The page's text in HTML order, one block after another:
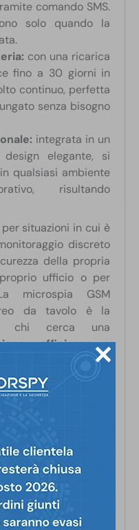
comando SMS.
solo quando la
con una ricarica
fino a 30 giorni in
continuo, perfetta
senza bisogno
integrata in un
elegante, si
qualsiasi ambiente
risultando
situazioni in cui è
discreto
della propria
ufficio o per
microspia GSM
da tavolo è la
chi cerca una
efficienza e
con schede SIM
sul mercato
, contatta il
085 950114
540. Saremo lieti di
più adatto alle